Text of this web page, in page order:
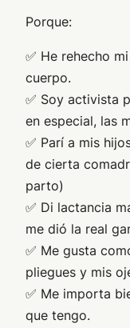
Porque:
✅ He rehecho
cuerpo.
✅ Soy activista
en especial, las
✅ Parí a mis
de cierta
parto)
✅ Di lactancia
me dió la real
✅ Me gusta
pliegues y mis
✅ Me importa
que tengo.